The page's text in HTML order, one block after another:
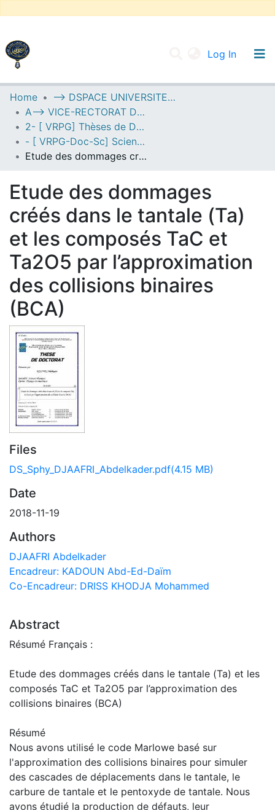
Log In
UNIVERSITY OF D.L SIDI BEL ABBES
Communities & Collections
All of DSpace
Statistics
Home
--> DSPACE UNIVERSITE DJILALLI LIABES DE SIDI BEL ABBES
A--> VICE-RECTORAT DE LA POST-GRADUATION
2- [ VRPG] Thèses de Doctorat en Sciences
- [ VRPG-Doc-Sc] Sciences physiques --- علوم فيزيائية
Etude des dommages créés dans le tantale (Ta) et les composés TaC et Ta2O5 par l’approximation des collisions binaires (BCA)
Etude des dommages
créés dans le tantale (Ta)
et les composés TaC et
Ta2O5 par l’approximation
des collisions binaires
(BCA)
Files
DS_Sphy_DJAAFRI_Abdelkader.pdf(4.15 MB)
Date
2018-11-19
Authors
DJAAFRI Abdelkader
Encadreur: KADOUN Abd-Ed-Daïm
Co-Encadreur: DRISS KHODJA Mohammed
Abstract
Résumé Français :
Etude des dommages créés dans le tantale (Ta) et les
composés TaC et Ta2O5 par l’approximation des
collisions binaires (BCA)
Résumé
Nous avons utilisé le code Marlowe basé sur
l'approximation des collisions binaires pour simuler
des cascades de déplacements dans le tantale, le
carbure de tantale et le pentoxyde de tantale. Nous
avons étudié la production de défauts, leur